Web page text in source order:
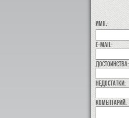
Имя:
E-MAIL:
Достоинства:
недостатки:
коментарий: